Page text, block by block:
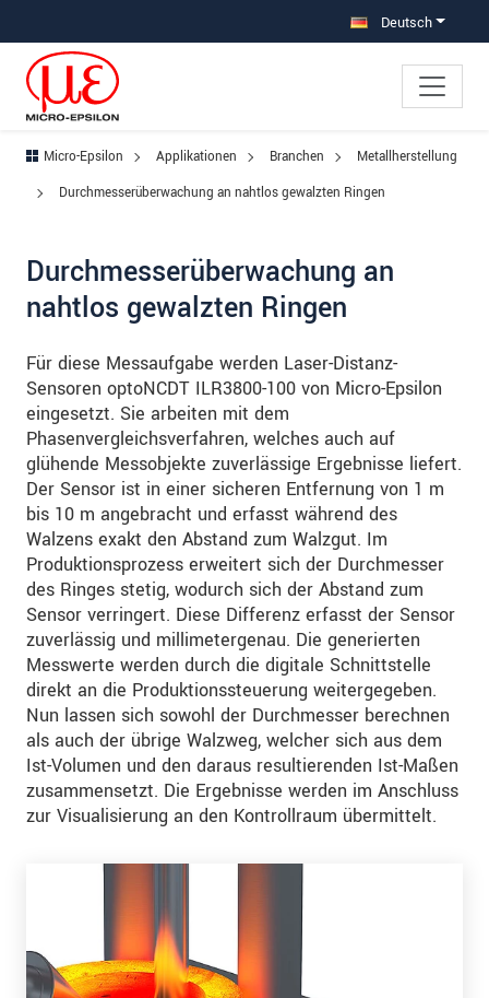
Deutsch
Micro-Epsilon Applikationen Branchen
Metallherstellung
Durchmesserüberwachung an nahtlos gewalzten Ringen
Durchmesserüberwachung an
nahtlos gewalzten Ringen
Für diese Messaufgabe werden Laser-Distanz-
Sensoren optoNCDT ILR3800-100 von Micro-Epsilon
eingesetzt. Sie arbeiten mit dem
Phasenvergleichsverfahren, welches auch auf
glühende Messobjekte zuverlässige Ergebnisse liefert.
Der Sensor ist in einer sicheren Entfernung von 1 m
bis 10 m angebracht und erfasst während des
Walzens exakt den Abstand zum Walzgut. Im
Produktionsprozess erweitert sich der Durchmesser
des Ringes stetig, wodurch sich der Abstand zum
Sensor verringert. Diese Differenz erfasst der Sensor
zuverlässig und millimetergenau. Die generierten
Messwerte werden durch die digitale Schnittstelle
direkt an die Produktionssteuerung weitergegeben.
Nun lassen sich sowohl der Durchmesser berechnen
als auch der übrige Walzweg, welcher sich aus dem
Ist-Volumen und den daraus resultierenden Ist-Maßen
zusammensetzt. Die Ergebnisse werden im Anschluss
zur Visualisierung an den Kontrollraum übermittelt.